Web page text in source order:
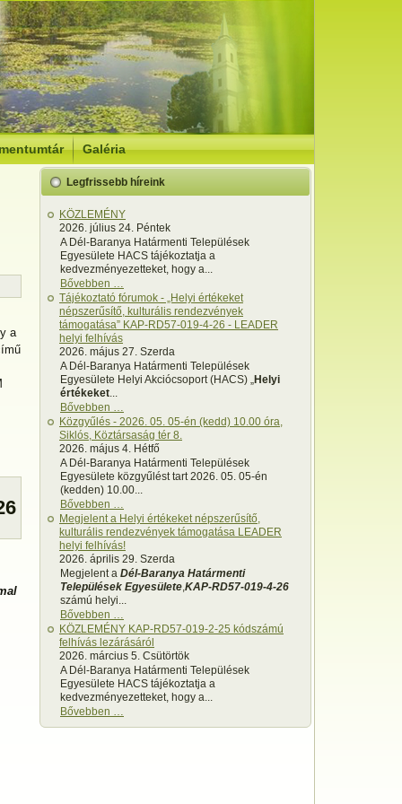
Galéria
a
Legfrissebb híreink
KÖZLEMÉNY
2026. július 24. Péntek
A Dél-Baranya Határmenti Települések
Egyesülete HACS tájékoztatja a
kedvezményezetteket, hogy a...
Bővebben …
Tájékoztató fórumok - „Helyi értékeket
népszerűsítő, kulturális rendezvények
támogatása” KAP-RD57-019-4-26 - LEADER
helyi felhívás
2026. május 27. Szerda
A Dél-Baranya Határmenti Települések
Egyesülete Helyi Akciócsoport (HACS) „Helyi
értékeket...
Bővebben …
Közgyűlés - 2026. 05. 05-én (kedd) 10.00 óra,
Siklós, Köztársaság tér 8.
2026. május 4. Hétfő
A Dél-Baranya Határmenti Települések
Egyesülete közgyűlést tart 2026. 05. 05-én
(kedden) 10.00...
Bővebben …
Megjelent a Helyi értékeket népszerűsítő,
kulturális rendezvények támogatása LEADER
helyi felhívás!
2026. április 29. Szerda
Megjelent a Dél-Baranya Határmenti
Települések Egyesülete,KAP-RD57-019-4-26
számú helyi...
Bővebben …
KÖZLEMÉNY KAP-RD57-019-2-25 kódszámú
felhívás lezárásáról
2026. március 5. Csütörtök
A Dél-Baranya Határmenti Települések
Egyesülete HACS tájékoztatja a
kedvezményezetteket, hogy a...
Bővebben …